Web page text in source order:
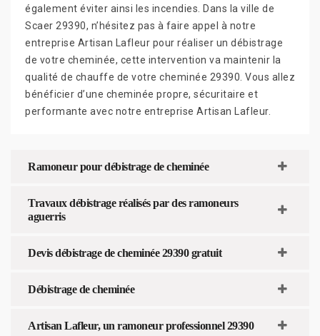
également éviter ainsi les incendies. Dans la ville de
Scaer 29390, n’hésitez pas à faire appel à notre
entreprise Artisan Lafleur pour réaliser un débistrage
de votre cheminée, cette intervention va maintenir la
qualité de chauffe de votre cheminée 29390. Vous allez
bénéficier d’une cheminée propre, sécuritaire et
performante avec notre entreprise Artisan Lafleur.
Ramoneur pour débistrage de cheminée
Travaux débistrage réalisés par des ramoneurs
aguerris
Devis débistrage de cheminée 29390 gratuit
Débistrage de cheminée
Artisan Lafleur, un ramoneur professionnel 29390